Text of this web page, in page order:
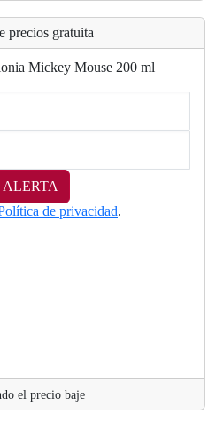
precios gratuita
Mickey Mouse 200 ml
de privacidad.
el precio baje